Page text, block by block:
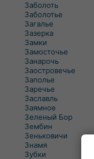
Заболоть
Заболотье
Загалье
Зазерка
Замки
Замосточье
Занарочь
Заостровечье
Заполье
Заречье
Заславль
Заямное
Зеленый Бор
Зембин
Зеньковичи
Знамя
Зубки